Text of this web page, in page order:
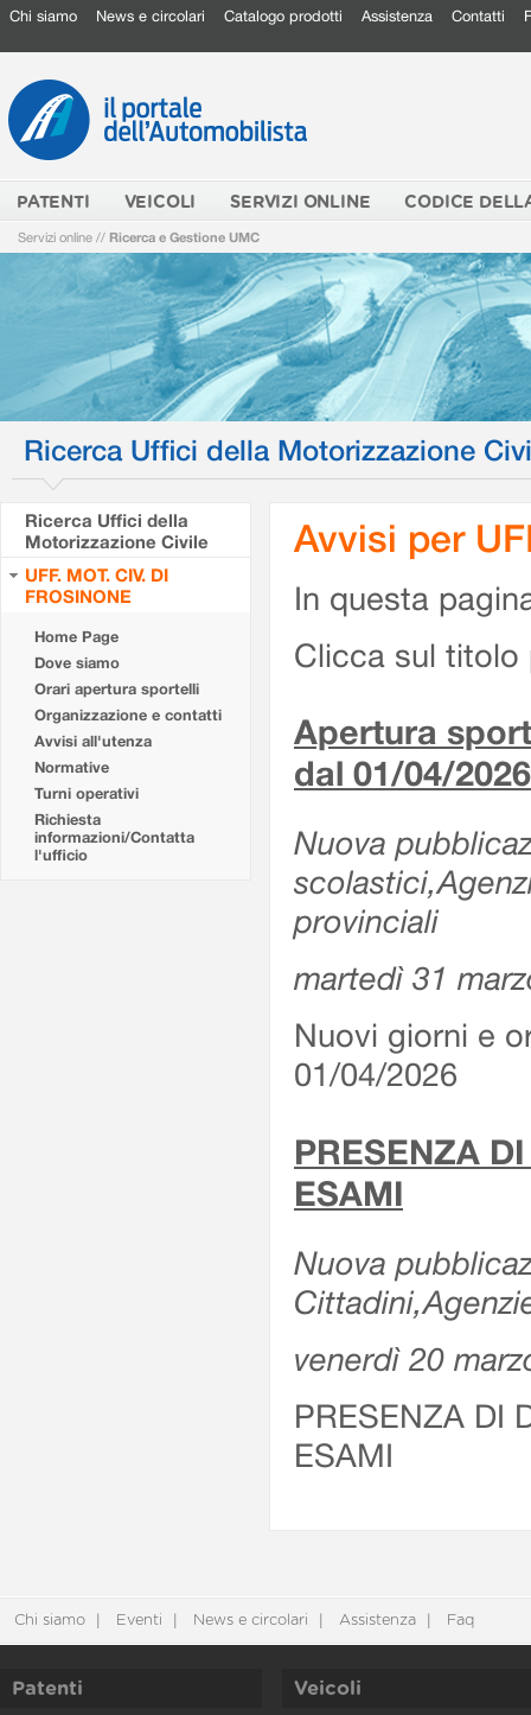
Chi siamo News e circolari Catalogo prodotti Assistenza Contatti
PATENTI VEICOLI SERVIZI ONLINE CODICE
Servizi online // Ricerca e Gestione UMC
Ricerca Uffici della Motorizzazione
Ricerca Uffici della
Motorizzazione Civile
UFF. MOT. CIV. DI
FROSINONE
Home Page
Dove siamo
Orari apertura sportelli
Organizzazione e contatti
Avvisi all'utenza
Normative
Turni operativi
Richiesta
informazioni/Contatta
l'ufficio
Avvisi per
In questa
Clicca sul titolo
Apertura
dal 01/04/2026
Nuova
provinciali
martedì 31
Nuovi giorni e
01/04/2026
PRESENZA
ESAMI
Nuova
venerdì 20
PRESENZA DI
ESAMI
Chi siamo Eventi News e circolari Assistenza Faq
Patenti Veicoli